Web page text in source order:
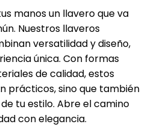
manos un llavero que va
Nuestros llaveros
versatilidad y diseño,
única. Con formas
de calidad, estos
prácticos, sino que también
tu estilo. Abre el camino
con elegancia.